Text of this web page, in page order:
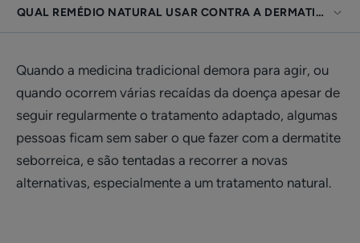
QUAL REMÉDIO NATURAL USAR CONTRA A DERMATITE
Quando a medicina tradicional demora para agir, ou
quando ocorrem várias recaídas da doença apesar de
seguir regularmente o tratamento adaptado, algumas
pessoas ficam sem saber o que fazer com a dermatite
seborreica, e são tentadas a recorrer a novas
alternativas, especialmente a um tratamento natural.